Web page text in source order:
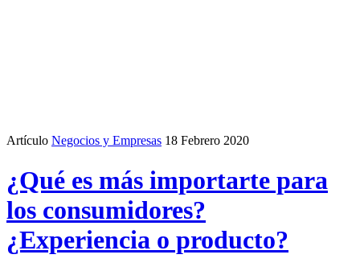
Artículo Negocios y Empresas 18 Febrero 2020
¿Qué es más importarte para
los consumidores?
¿Experiencia o producto?